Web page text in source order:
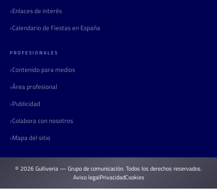
Enlaces de interés
Calendario de Fiestas en España
PROFESIONALES
Contenido para medios
Área profesional
Publicidad
Colabora con nosotros
Mapa del sitio
© 2026 Gulliveria — Grupo de comunicación. Todos los derechos reservados.
Aviso legalPrivacidadCookies